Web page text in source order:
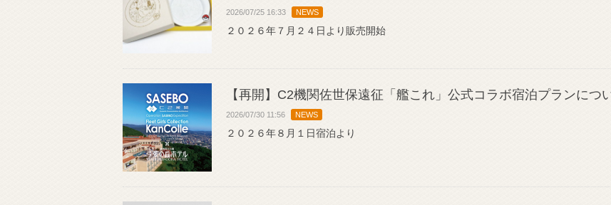
2026/07/25 16:33 NEWS
２０２６年７月２４日より販売開始
【再開】C2機関佐世保遠征「艦これ」公式コラボ宿泊プランにつ
2026/07/30 11:56 NEWS
２０２６年８月１日宿泊より